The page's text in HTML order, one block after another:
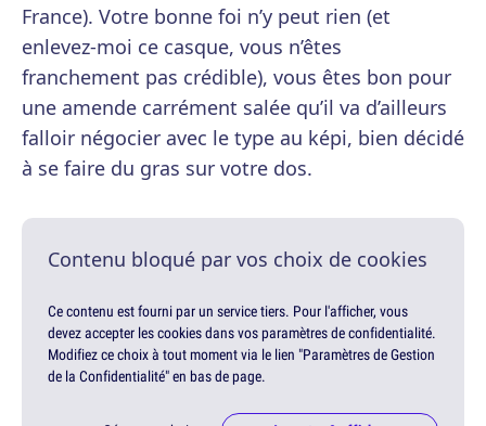
France). Votre bonne foi n’y peut rien (et
enlevez-moi ce casque, vous n’êtes
franchement pas crédible), vous êtes bon pour
une amende carrément salée qu’il va d’ailleurs
falloir négocier avec le type au képi, bien décidé
à se faire du gras sur votre dos.
Contenu bloqué par vos choix de cookies
Ce contenu est fourni par un service tiers. Pour l'afficher, vous
devez accepter les cookies dans vos paramètres de confidentialité.
Modifiez ce choix à tout moment via le lien "Paramètres de Gestion
de la Confidentialité" en bas de page.